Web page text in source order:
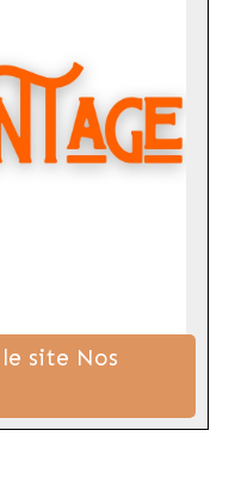
site Nos